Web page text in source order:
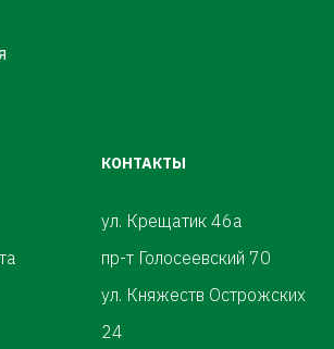
КОНТАКТЫ
ул. Крещатик 46а
пр-т Голосеевский 70
ул. Княжеств Острожских
24